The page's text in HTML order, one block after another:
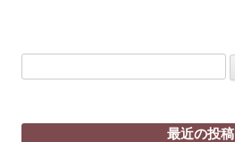
最近の投稿